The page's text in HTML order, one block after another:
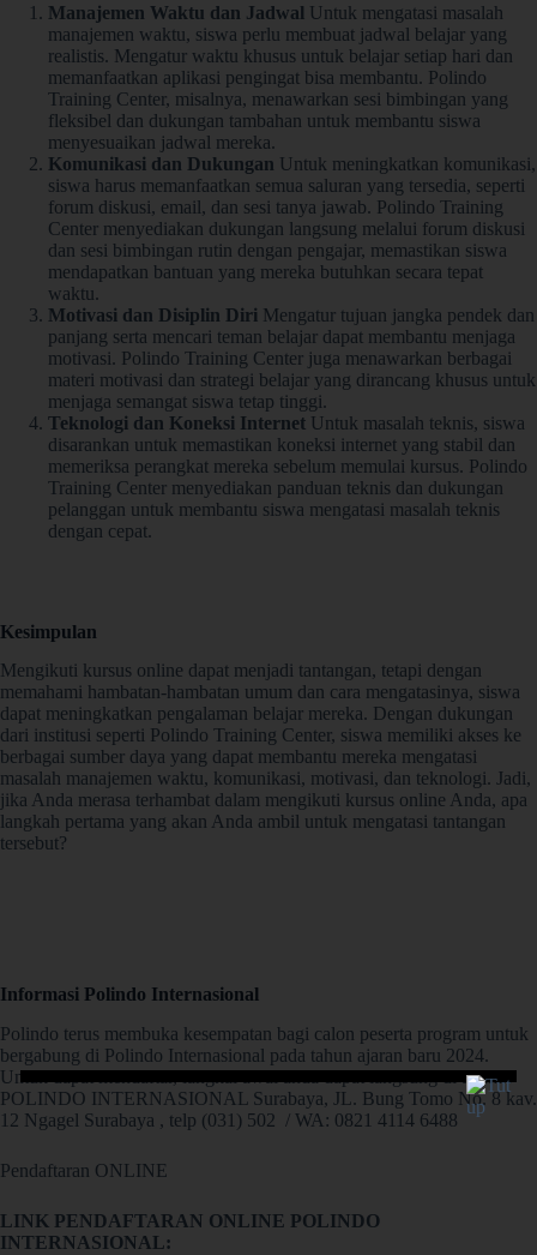
Manajemen Waktu dan Jadwal Untuk mengatasi masalah
manajemen waktu, siswa perlu membuat jadwal belajar yang
realistis. Mengatur waktu khusus untuk belajar setiap hari dan
memanfaatkan aplikasi pengingat bisa membantu. Polindo
Training Center, misalnya, menawarkan sesi bimbingan yang
fleksibel dan dukungan tambahan untuk membantu siswa
menyesuaikan jadwal mereka.
Komunikasi dan Dukungan Untuk meningkatkan komunikasi,
siswa harus memanfaatkan semua saluran yang tersedia, seperti
forum diskusi, email, dan sesi tanya jawab. Polindo Training
Center menyediakan dukungan langsung melalui forum diskusi
dan sesi bimbingan rutin dengan pengajar, memastikan siswa
mendapatkan bantuan yang mereka butuhkan secara tepat
waktu.
Motivasi dan Disiplin Diri Mengatur tujuan jangka pendek dan
panjang serta mencari teman belajar dapat membantu menjaga
motivasi. Polindo Training Center juga menawarkan berbagai
materi motivasi dan strategi belajar yang dirancang khusus untuk
menjaga semangat siswa tetap tinggi.
Teknologi dan Koneksi Internet Untuk masalah teknis, siswa
disarankan untuk memastikan koneksi internet yang stabil dan
memeriksa perangkat mereka sebelum memulai kursus. Polindo
Training Center menyediakan panduan teknis dan dukungan
pelanggan untuk membantu siswa mengatasi masalah teknis
dengan cepat.
Kesimpulan
Mengikuti kursus online dapat menjadi tantangan, tetapi dengan
memahami hambatan-hambatan umum dan cara mengatasinya, siswa
dapat meningkatkan pengalaman belajar mereka. Dengan dukungan
dari institusi seperti Polindo Training Center, siswa memiliki akses ke
berbagai sumber daya yang dapat membantu mereka mengatasi
masalah manajemen waktu, komunikasi, motivasi, dan teknologi. Jadi,
jika Anda merasa terhambat dalam mengikuti kursus online Anda, apa
langkah pertama yang akan Anda ambil untuk mengatasi tantangan
tersebut?
Informasi Polindo Internasional
Polindo terus membuka kesempatan bagi calon peserta program untuk
bergabung di Polindo Internasional pada tahun ajaran baru 2024.
Untuk dapat mendaftar, langkal awal anda dapat langsung di alamat
POLINDO INTERNASIONAL Surabaya, JL. Bung Tomo No. 8 kav.
12 Ngagel Surabaya , telp (031) 502 / WA: 0821 4114 6488
Pendaftaran ONLINE
LINK PENDAFTARAN ONLINE POLINDO
INTERNASIONAL: